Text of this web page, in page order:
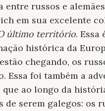
entre russos e
em sua excelente
último território. Essa
histórica da
chegando, os
Essa foi também a
que ao longo da
de serem galegos: os